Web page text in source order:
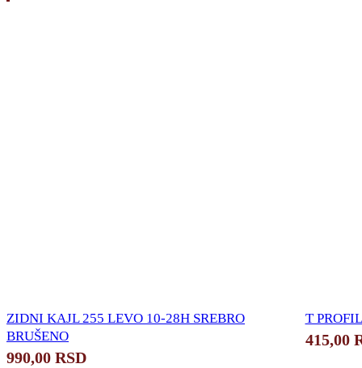
ZIDNI KAJL 255 LEVO 10-28H SREBRO
BRUŠENO
990,00 RSD
T
415,00